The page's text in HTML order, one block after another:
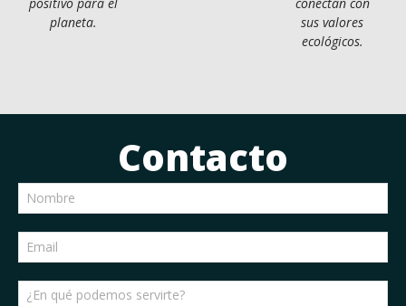
planeta.
sus valores
ecológicos.
Contacto